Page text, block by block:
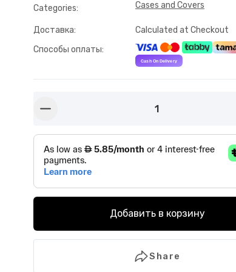
Categories: Cases and Covers
Доставка:
Calculated at Checkout
Способы оплаты:
1
Добавить в корзину
Share